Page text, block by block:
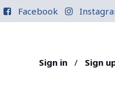
Facebook
Sign in / Sign